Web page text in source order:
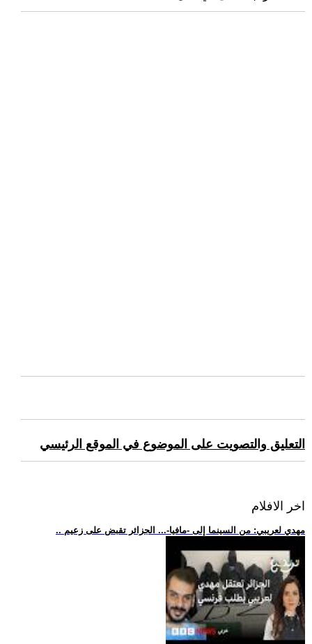
التعليق والتصويت على الموضوع في الموقع الرئيسي
اخر الافلام
.. مهدي لعريبي: من السينما إلى -مافيا-... الجزائر تقبض على زعيم